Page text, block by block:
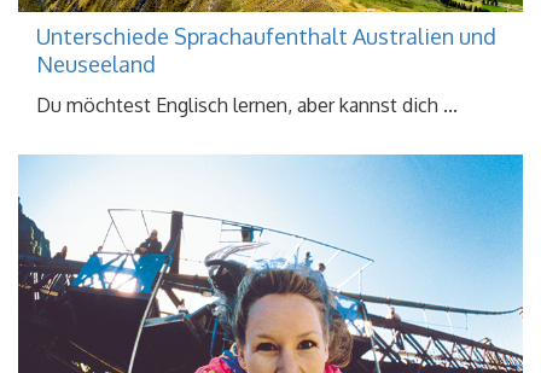
Unterschiede Sprachaufenthalt Australien und
Neuseeland
Du möchtest Englisch lernen, aber kannst dich ...